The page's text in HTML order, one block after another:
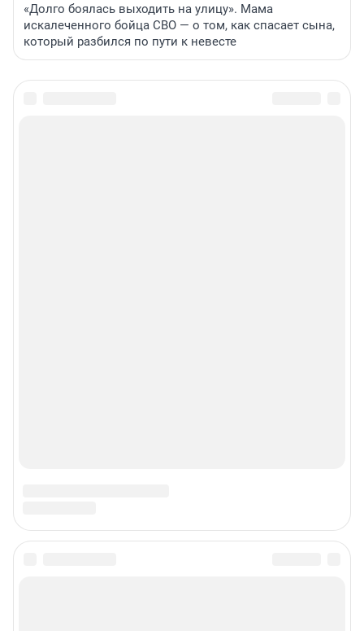
«Долго боялась выходить на улицу». Мама
искалеченного бойца СВО — о том, как спасает сына,
который разбился по пути к невесте